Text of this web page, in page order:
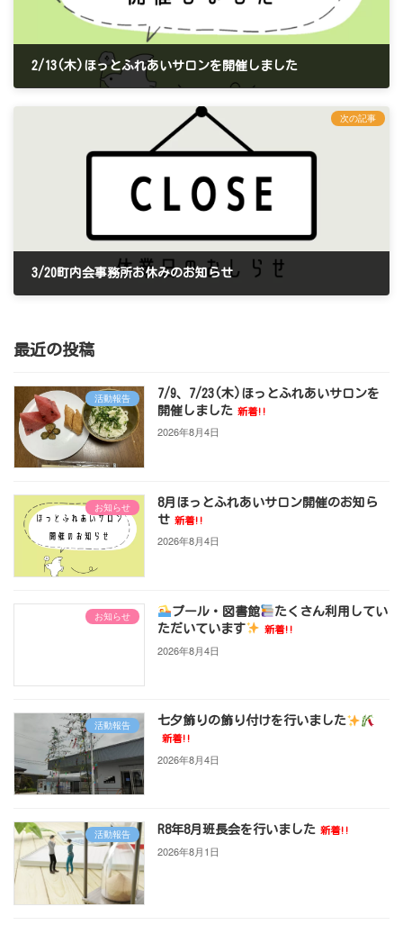
2/13(木)ほっとふれあいサロンを開催しました
次の記事
3/20町内会事務所お休みのお知らせ
最近の投稿
活動報告
7/9、7/23(木)ほっとふれあいサロンを
開催しました 新着!!
2026年8月4日
お知らせ
8月ほっとふれあいサロン開催のお知ら
せ 新着!!
2026年8月4日
お知らせ プール・図書館
たくさん利用してい
ただいています
新着!!
2026年8月4日
活動報告 七夕飾りの飾り付けを行いました
新着!!
2026年8月4日
活動報告 R8年8月班長会を行いました 新着!!
2026年8月1日